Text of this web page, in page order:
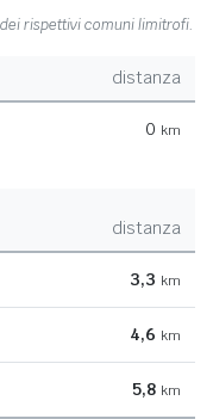
rispettivi comuni limitrofi.
distanza
0 km
distanza
3,3 km
4,6 km
5,8 km